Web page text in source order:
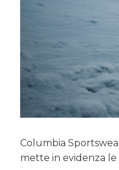
Columbia
mette in evidenza